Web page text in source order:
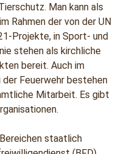
Man kann als
Rahmen der von der UN
Projekte, in Sport- und
stehen als kirchliche
bereit. Auch im
Feuerwehr bestehen
Mitarbeit. Es gibt
staatlich